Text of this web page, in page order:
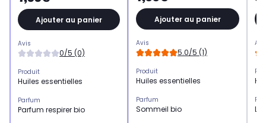
Ajouter au panier
Avis
0/5 (0)
Produit
Huiles essentielles
Parfum
Parfum respirer bio
Ajouter au panier
Avis
5.0/5 (1)
Produit
Huiles essentielles
Parfum
Sommeil bio